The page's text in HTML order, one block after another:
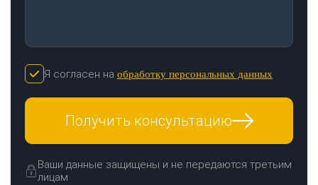
Я согласен на обработку персональных данных
Получить консультацию
Ваши данные защищены и не передаются третьим
лицам